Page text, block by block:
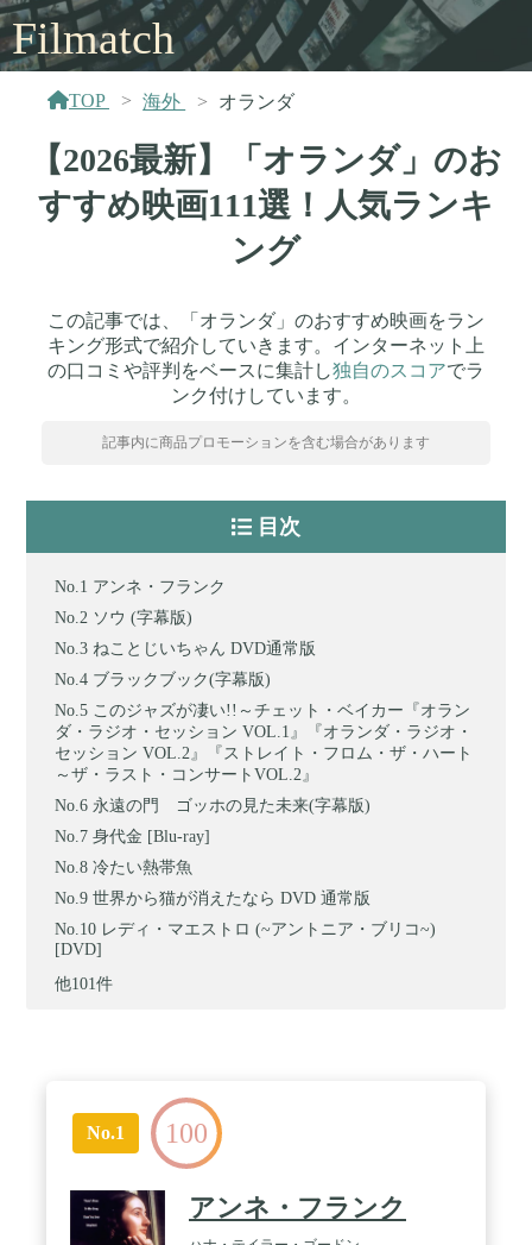
Filmatch
TOP 海外 オランダ
【2026最新】「オランダ」のお
すすめ映画111選！人気ランキ
ング
この記事では、「オランダ」のおすすめ映画をラン
キング形式で紹介していきます。インターネット上
の口コミや評判をベースに集計し独自のスコアでラ
ンク付けしています。
記事内に商品プロモーションを含む場合があります
目次
アンネ・フランク
ソウ (字幕版)
ねことじいちゃん DVD通常版
ブラックブック(字幕版)
このジャズが凄い!!～チェット・ベイカー『オラン
ダ・ラジオ・セッション VOL.1』『オランダ・ラジオ・
セッション VOL.2』『ストレイト・フロム・ザ・ハート
～ザ・ラスト・コンサートVOL.2』
永遠の門 ゴッホの見た未来(字幕版)
身代金 [Blu-ray]
冷たい熱帯魚
世界から猫が消えたなら DVD 通常版
レディ・マエストロ (~アントニア・ブリコ~)
[DVD]
他101件
No.1 100
アンネ・フランク